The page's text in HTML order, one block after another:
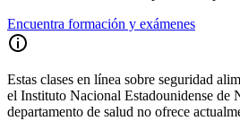
Encuentra formación y exámenes
Estas clases en línea sobre seguridad
el Instituto Nacional Estadounidense de
departamento de salud no ofrece